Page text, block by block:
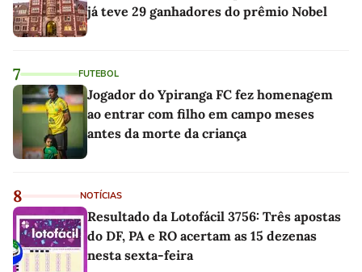
já teve 29 ganhadores do prêmio Nobel
7 FUTEBOL
Jogador do Ypiranga FC fez homenagem
ao entrar com filho em campo meses
antes da morte da criança
8 NOTÍCIAS
Resultado da Lotofácil 3756: Três apostas
do DF, PA e RO acertam as 15 dezenas
nesta sexta-feira